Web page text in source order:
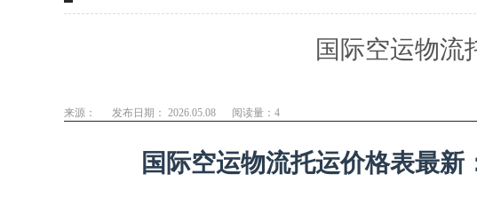
国际空运物流
来源： 发布日期： 2026.05.08 阅读量： 4
国际空运物流托运价格表最